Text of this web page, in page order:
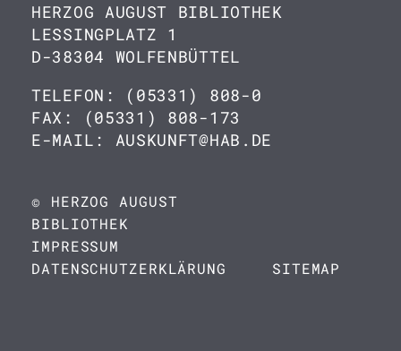
HERZOG AUGUST BIBLIOTHEK
LESSINGPLATZ 1
D-38304 WOLFENBÜTTEL
TELEFON: (05331) 808-0
FAX: (05331) 808-173
E-MAIL: AUSKUNFT@HAB.DE
© HERZOG AUGUST
BIBLIOTHEK
IMPRESSUM
DATENSCHUTZERKLÄRUNG
SITEMAP